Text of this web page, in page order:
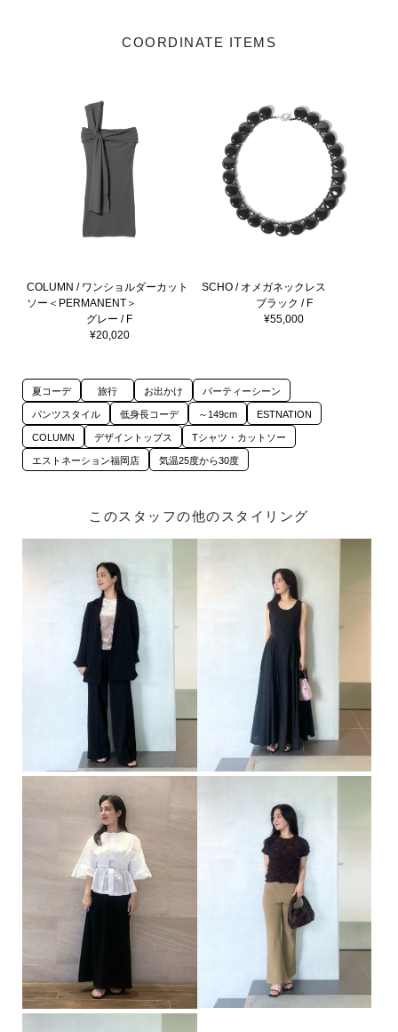
COORDINATE ITEMS
COLUMN / ワンショルダーカット
ソー＜PERMANENT＞
グレー / F
¥20,020
SCHO / オメガネックレス
ブラック / F
¥55,000
夏コーデ 旅行 お出かけ パーティーシーン
パンツスタイル 低身長コーデ ～149cm ESTNATION
COLUMN デザイントップス Tシャツ・カットソー
エストネーション福岡店 気温25度から30度
このスタッフの他のスタイリング